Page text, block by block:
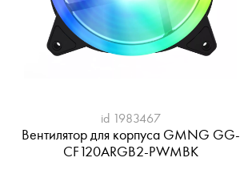
id 1983467
Вентилятор для корпуса GMNG GG-
CF120ARGB2-PWMBK